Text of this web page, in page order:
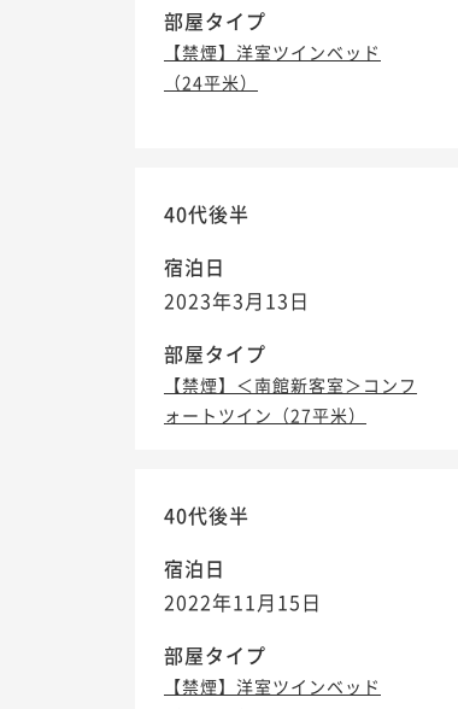
部屋タイプ
【禁煙】洋室ツインベッド
（24平米）
40代後半
宿泊日
2023年3月13日
部屋タイプ
【禁煙】＜南館新客室＞コンフ
ォートツイン（27平米）
40代後半
宿泊日
2022年11月15日
部屋タイプ
【禁煙】洋室ツインベッド